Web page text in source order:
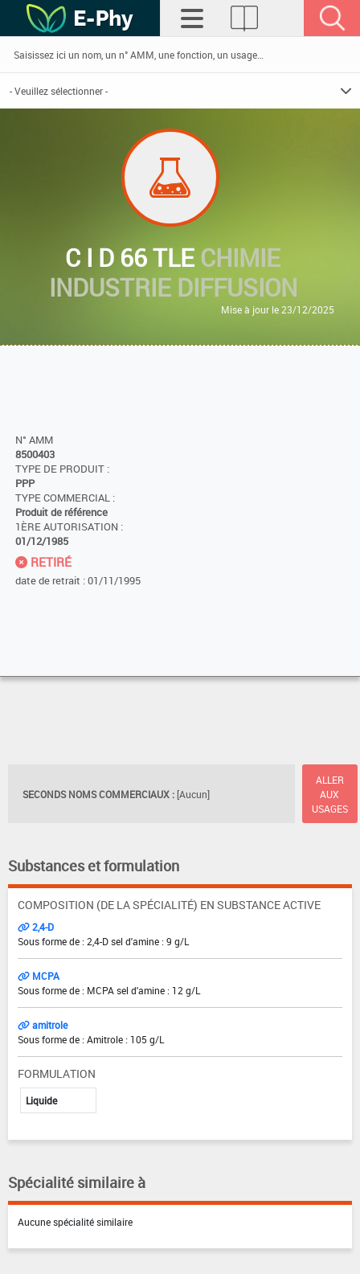
C I D 66 TLECHIMIE
INDUSTRIE DIFFUSION
Mise à jour le 23/12/2025
N° AMM
8500403
TYPE DE PRODUIT :
PPP
TYPE COMMERCIAL :
Produit de référence
1ÈRE AUTORISATION :
01/12/1985
RETIRÉ
date de retrait : 01/11/1995
SECONDS NOMS COMMERCIAUX : [Aucun]
ALLER
AUX
USAGES
Substances et formulation
COMPOSITION (DE LA SPÉCIALITÉ) EN SUBSTANCE ACTIVE
2,4-D
Sous forme de : 2,4-D sel d'amine : 9 g/L
MCPA
Sous forme de : MCPA sel d'amine : 12 g/L
amitrole
Sous forme de : Amitrole : 105 g/L
FORMULATION
Liquide
Spécialité similaire à
Aucune spécialité similaire